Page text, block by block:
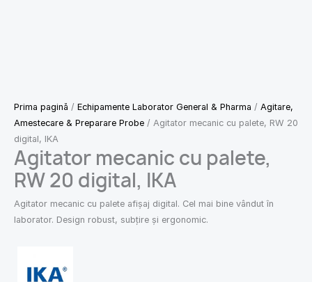
Prima pagină / Echipamente Laborator General & Pharma / Agitare,
Amestecare & Preparare Probe / Agitator mecanic cu palete, RW 20
digital, IKA
Agitator mecanic cu palete,
RW 20 digital, IKA
Agitator mecanic cu palete afișaj digital. Cel mai bine vândut în
laborator. Design robust, subțire și ergonomic.